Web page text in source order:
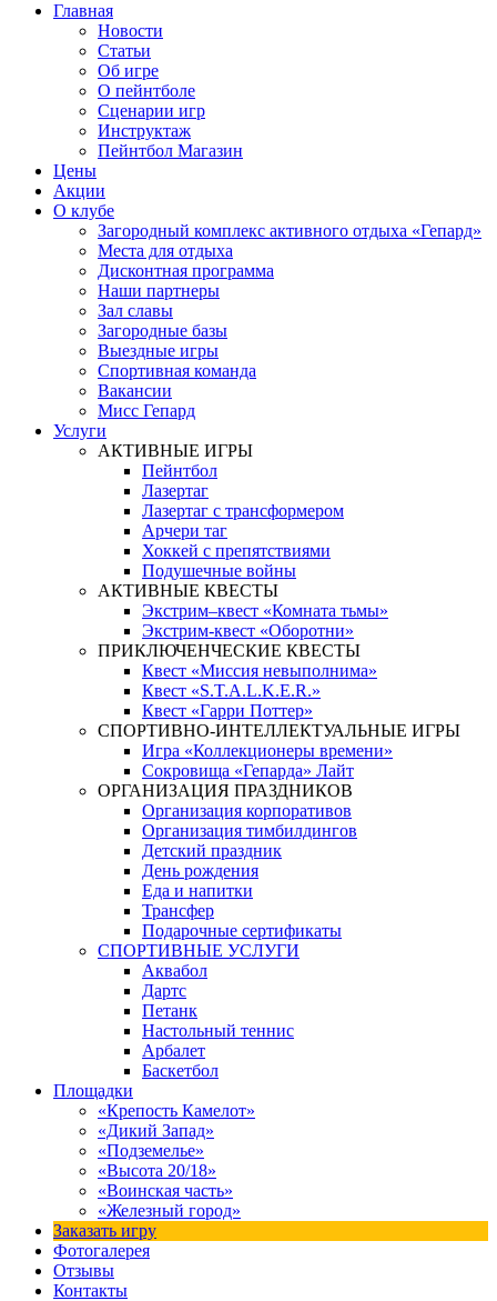
Главная
Новости
Статьи
Об игре
О пейнтболе
Сценарии игр
Инструктаж
Пейнтбол Магазин
Цены
Акции
О клубе
Загородный комплекс активного отдыха «Гепард»
Места для отдыха
Дисконтная программа
Наши партнеры
Зал славы
Загородные базы
Выездные игры
Спортивная команда
Вакансии
Мисс Гепард
Услуги
АКТИВНЫЕ ИГРЫ
Пейнтбол
Лазертаг
Лазертаг с трансформером
Арчери таг
Хоккей с препятствиями
Подушечные войны
АКТИВНЫЕ КВЕСТЫ
Экстрим–квест «Комната тьмы»
Экстрим-квест «Оборотни»
ПРИКЛЮЧЕНЧЕСКИЕ КВЕСТЫ
Квест «Миссия невыполнима»
Квест «S.T.A.L.K.E.R.»
Квест «Гарри Поттер»
СПОРТИВНО-ИНТЕЛЛЕКТУАЛЬНЫЕ ИГРЫ
Игра «Коллекционеры времени»
Сокровища «Гепарда» Лайт
ОРГАНИЗАЦИЯ ПРАЗДНИКОВ
Организация корпоративов
Организация тимбилдингов
Детский праздник
День рождения
Еда и напитки
Трансфер
Подарочные сертификаты
СПОРТИВНЫЕ УСЛУГИ
Аквабол
Дартс
Петанк
Настольный теннис
Арбалет
Баскетбол
Площадки
«Крепость Камелот»
«Дикий Запад»
«Подземелье»
«Высота 20/18»
«Воинская часть»
«Железный город»
Заказать игру
Фотогалерея
Отзывы
Контакты